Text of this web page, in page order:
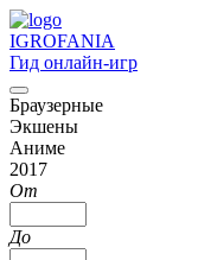
IGROFANIA
Гид онлайн-игр
Браузерные
Экшены
Аниме
2017
От
До